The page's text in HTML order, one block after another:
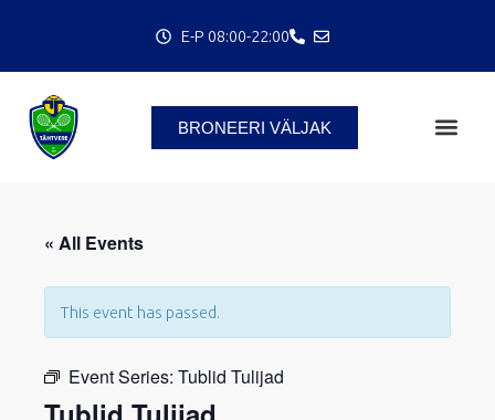
E-P 08:00-22:00
BRONEERI VÄLJAK
« All Events
This event has passed.
Event Series: Tublid Tulijad